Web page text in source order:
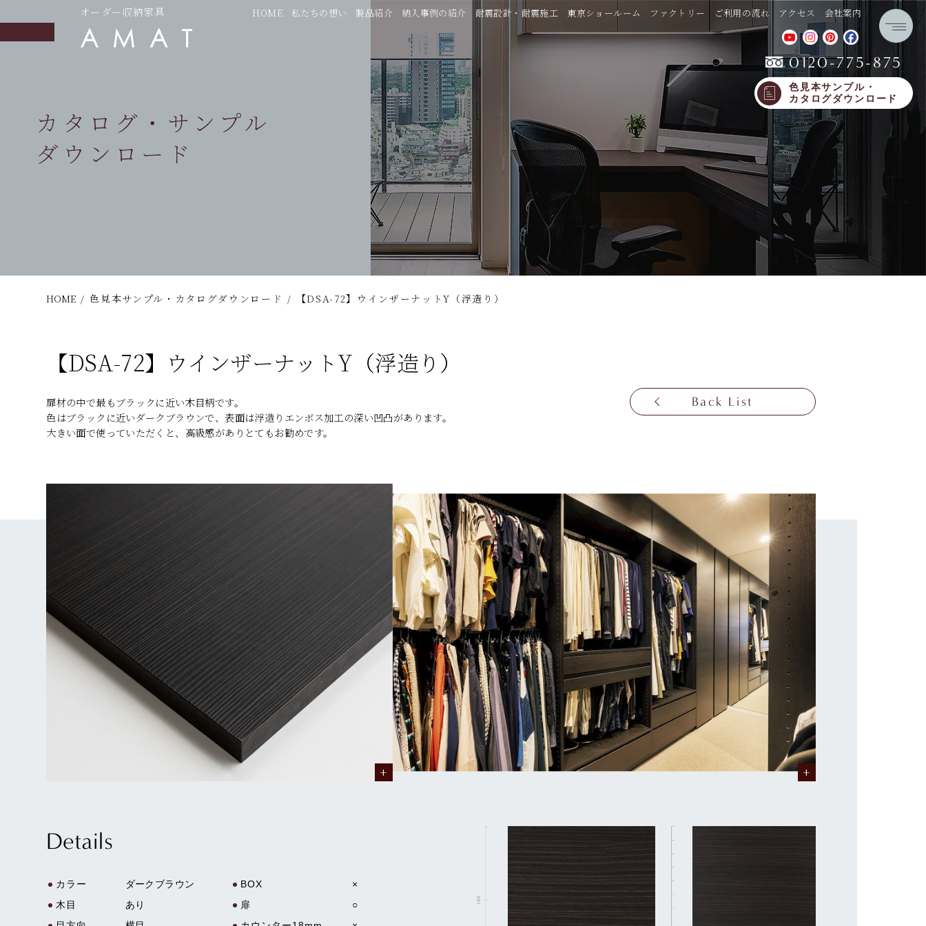
オーダー収納家具 HOME 私たちの想い 製品紹介 納入事例の紹介 耐震設計・耐震施工 東京ショールーム ファクトリー ご利用の流れ アクセス 会社案内
0120-775-875
色見本サンプル・
カタログダウンロード
カタログ・サンプル
ダウンロード
HOME / 色見本サンプル・カタログダウンロード / 【DSA-72】ウインザーナットY（浮造り）
【DSA-72】ウインザーナットY（浮造り）
扉材の中で最もブラックに近い木目柄です。
色はブラックに近いダークブラウンで、表面は浮造りエンボス加工の深い凹凸があります。
大きい面で使っていただくと、高級感がありとてもお勧めです。
Back List
Details
カラー
ダークブラウン
木目
あり
BOX
×
扉
○